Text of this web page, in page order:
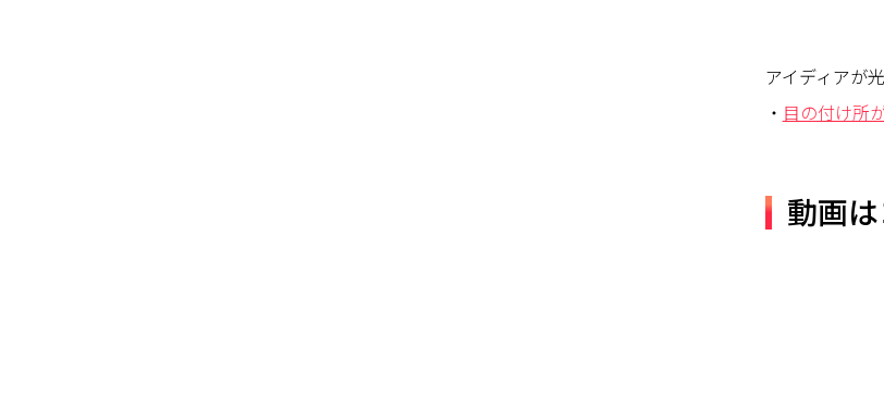
アイディアが
・ 目の付け所
動画